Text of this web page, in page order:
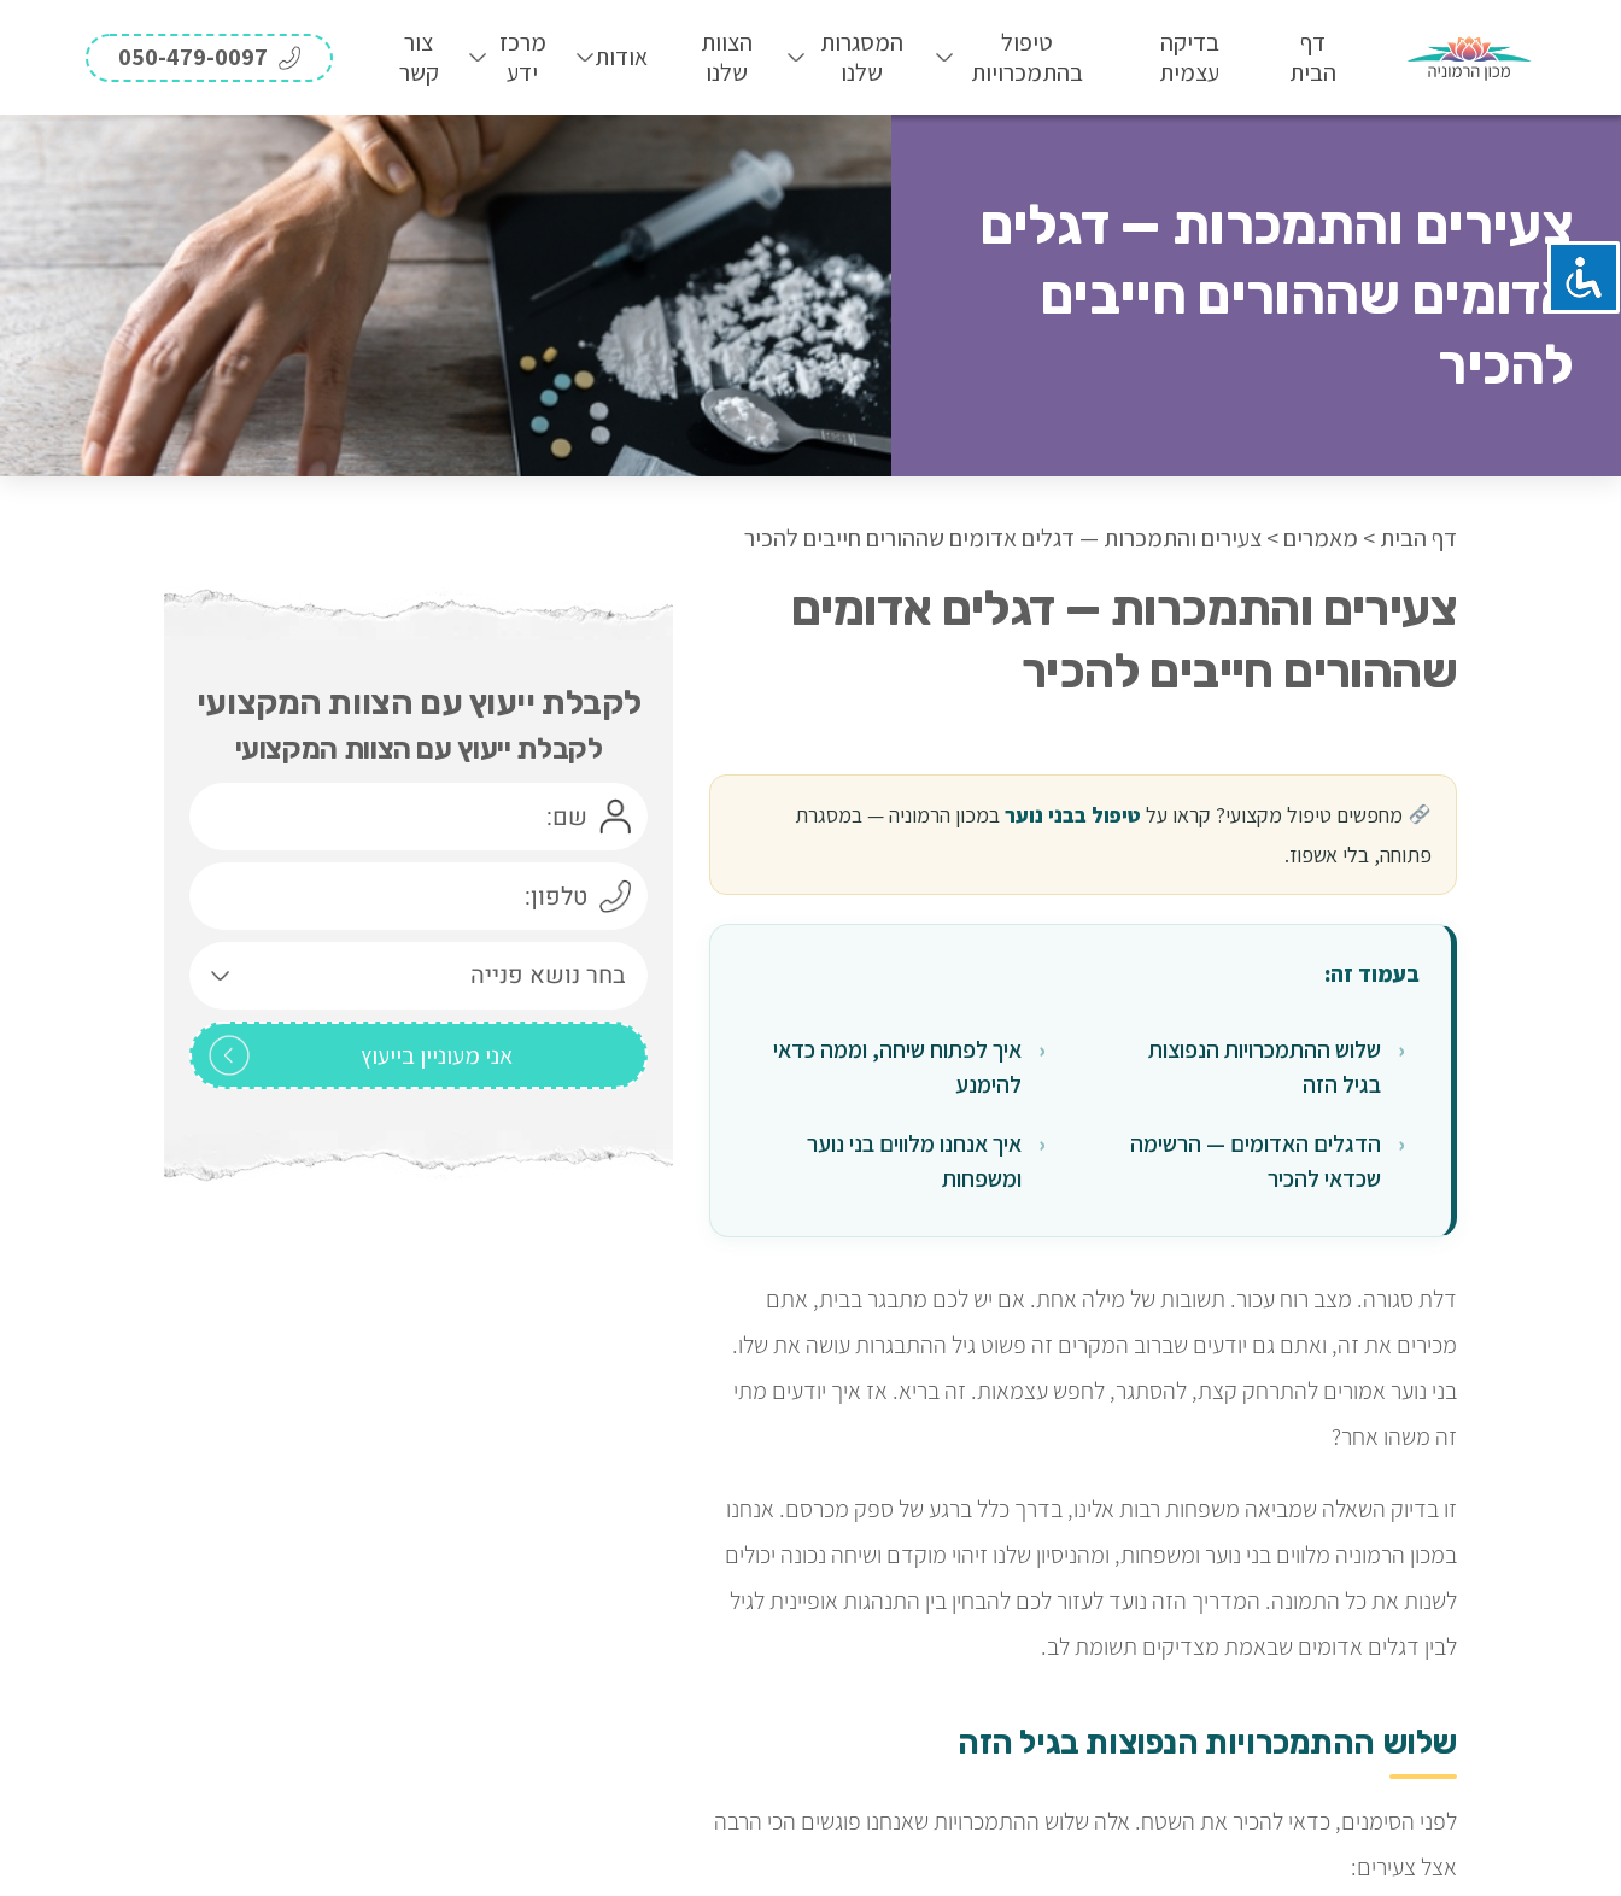
דף
הבית
בדיקה
עצמית
טיפול
בהתמכרויות
המסגרות
שלנו
הצוות
שלנו
אודות
מרכז
ידע
צור
קשר
050-479-0097
צעירים והתמכרות — דגלים
אדומים שההורים חייבים
להכיר
דף הבית> מאמרים>צעירים והתמכרות — דגלים אדומים שההורים חייבים להכיר
צעירים והתמכרות — דגלים אדומים
שההורים חייבים להכיר
מחפשים טיפול מקצועי? קראו על טיפול בבני נוערבמכון הרמוניה — במסגרת
פתוחה, בלי אשפוז.
בעמוד זה:
שלוש ההתמכרויות הנפוצות
בגיל הזה
הדגלים האדומים — הרשימה
שכדאי להכיר
איך לפתוח שיחה, וממה כדאי
להימנע
איך אנחנו מלווים בני נוער
ומשפחות
דלת סגורה. מצב רוח עכור. תשובות של מילה אחת. אם יש לכם מתבגר בבית, אתם
מכירים את זה, ואתם גם יודעים שברוב המקרים זה פשוט גיל ההתבגרות עושה את שלו.
בני נוער אמורים להתרחק קצת, להסתגר, לחפש עצמאות. זה בריא. אז איך יודעים מתי
זה משהו אחר?
זו בדיוק השאלה שמביאה משפחות רבות אלינו, בדרך כלל ברגע של ספק מכרסם. אנחנו
במכון הרמוניה מלווים בני נוער ומשפחות, ומהניסיון שלנו זיהוי מוקדם ושיחה נכונה יכולים
לשנות את כל התמונה. המדריך הזה נועד לעזור לכם להבחין בין התנהגות אופיינית לגיל
לבין דגלים אדומים שבאמת מצדיקים תשומת לב.
שלוש ההתמכרויות הנפוצות בגיל הזה
לפני הסימנים, כדאי להכיר את השטח. אלה שלוש ההתמכרויות שאנחנו פוגשים הכי הרבה
אצל צעירים:
לקבלת ייעוץ עם הצוות המקצועי
לקבלת ייעוץ עם הצוות המקצועי